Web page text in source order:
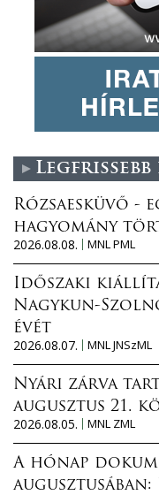
Rózsaesküvő -
hagyomány
2026.08.08.
MNL PML
Időszaki
Nagykun-
évét
2026.08.07.
MNL JNSzML
Nyári zárva
augusztus 21.
2026.08.05.
MNL ZML
A hónap
augusztusában: